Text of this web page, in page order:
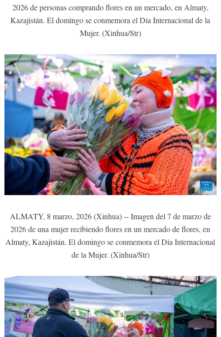
2026 de personas comprando flores en un mercado, en Almaty,
Kazajistán. El domingo se conmemora el Día Internacional de la
Mujer. (Xinhua/Str)
ALMATY, 8 marzo, 2026 (Xinhua) -- Imagen del 7 de marzo de
2026 de una mujer recibiendo flores en un mercado de flores, en
Almaty, Kazajistán. El domingo se conmemora el Día Internacional
de la Mujer. (Xinhua/Str)